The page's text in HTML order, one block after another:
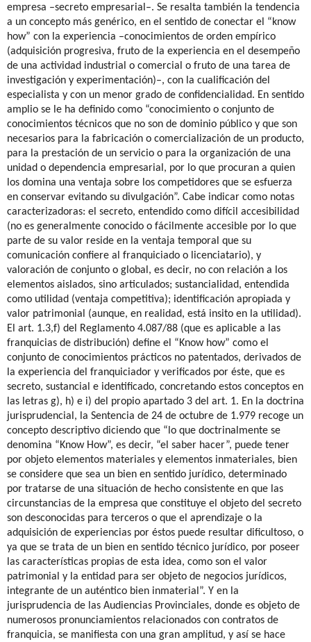
empresa –secreto empresarial–. Se resalta también la tendencia
a un concepto más genérico, en el sentido de conectar el “know
how” con la experiencia –conocimientos de orden empírico
(adquisición progresiva, fruto de la experiencia en el desempeño
de una actividad industrial o comercial o fruto de una tarea de
investigación y experimentación)–, con la cualificación del
especialista y con un menor grado de confidencialidad. En sentido
amplio se le ha definido como “conocimiento o conjunto de
conocimientos técnicos que no son de dominio público y que son
necesarios para la fabricación o comercialización de un producto,
para la prestación de un servicio o para la organización de una
unidad o dependencia empresarial, por lo que procuran a quien
los domina una ventaja sobre los competidores que se esfuerza
en conservar evitando su divulgación”. Cabe indicar como notas
caracterizadoras: el secreto, entendido como difícil accesibilidad
(no es generalmente conocido o fácilmente accesible por lo que
parte de su valor reside en la ventaja temporal que su
comunicación confiere al franquiciado o licenciatario), y
valoración de conjunto o global, es decir, no con relación a los
elementos aislados, sino articulados; sustancialidad, entendida
como utilidad (ventaja competitiva); identificación apropiada y
valor patrimonial (aunque, en realidad, está insito en la utilidad).
El art. 1.3,f) del Reglamento 4.087/88 (que es aplicable a las
franquicias de distribución) define el “Know how” como el
conjunto de conocimientos prácticos no patentados, derivados de
la experiencia del franquiciador y verificados por éste, que es
secreto, sustancial e identificado, concretando estos conceptos en
las letras g), h) e i) del propio apartado 3 del art. 1. En la doctrina
jurisprudencial, la Sentencia de 24 de octubre de 1.979 recoge un
concepto descriptivo diciendo que “lo que doctrinalmente se
denomina “Know How”, es decir, “el saber hacer”, puede tener
por objeto elementos materiales y elementos inmateriales, bien
se considere que sea un bien en sentido jurídico, determinado
por tratarse de una situación de hecho consistente en que las
circunstancias de la empresa que constituye el objeto del secreto
son desconocidas para terceros o que el aprendizaje o la
adquisición de experiencias por éstos puede resultar dificultoso, o
ya que se trata de un bien en sentido técnico jurídico, por poseer
las características propias de esta idea, como son el valor
patrimonial y la entidad para ser objeto de negocios jurídicos,
integrante de un auténtico bien inmaterial”. Y en la
jurisprudencia de las Audiencias Provinciales, donde es objeto de
numerosos pronunciamientos relacionados con contratos de
franquicia, se manifiesta con una gran amplitud, y así se hace